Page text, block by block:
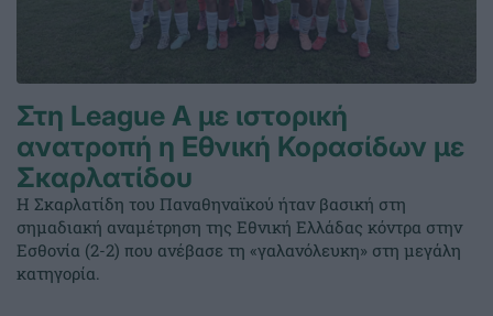
Στη League A με ιστορική
ανατροπή η Εθνική Κορασίδων με
Σκαρλατίδου
Η Σκαρλατίδη του Παναθηναϊκού ήταν βασική στη
σημαδιακή αναμέτρηση της Εθνική Ελλάδας κόντρα στην
Εσθονία (2-2) που ανέβασε τη «γαλανόλευκη» στη μεγάλη
κατηγορία.